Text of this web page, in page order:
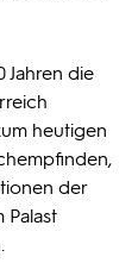
Jahren die
heutigen
der
Palast